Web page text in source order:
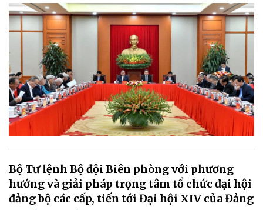
Bộ Tư lệnh Bộ đội Biên phòng với phương
hướng và giải pháp trọng tâm tổ chức đại hội
đảng bộ các cấp, tiến tới Đại hội XIV của Đảng